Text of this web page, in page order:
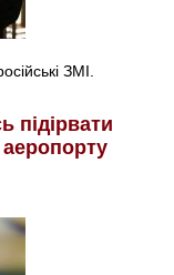
ЗМІ.
підірвати
аеропорту